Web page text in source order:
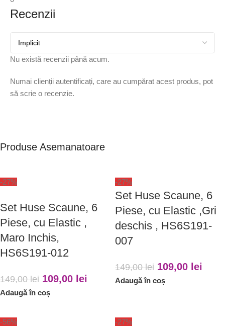
Recenzii
Nu există recenzii până acum.
Numai clienții autentificați, care au cumpărat acest produs, pot
să scrie o recenzie.
Produse Asemanatoare
-27%
Set Huse Scaune, 6
Piese, cu Elastic ,
Maro Inchis,
HS6S191-012
149,00lei 109,00 lei
Adaugă în coș
-27%
Set Huse Scaune, 6
Piese, cu Elastic ,Gri
deschis , HS6S191-
007
149,00lei 109,00 lei
Adaugă în coș
-56% -27%